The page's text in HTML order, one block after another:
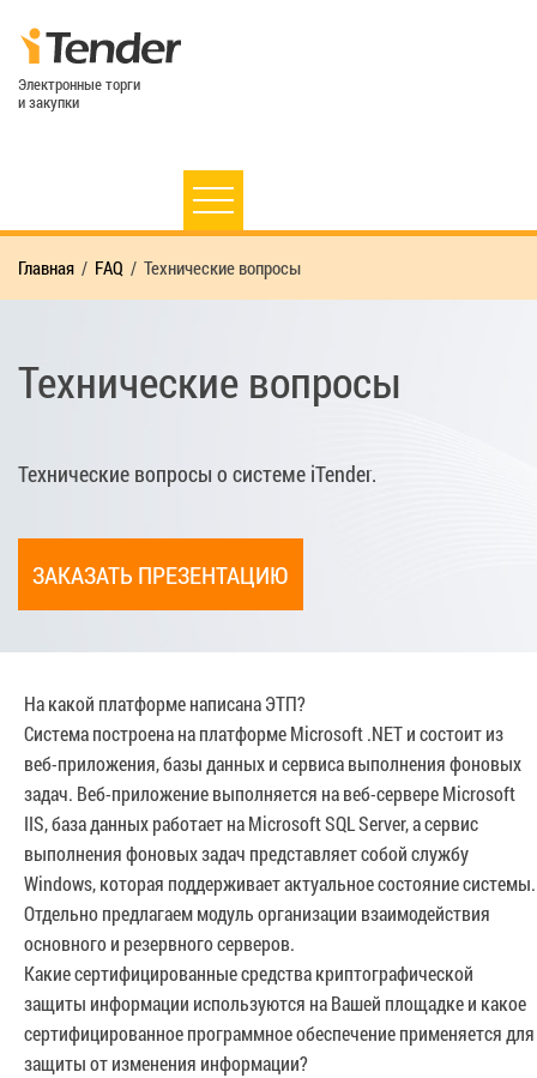
Электронные торги
и закупки
Главная FAQ Технические вопросы
Технические вопросы
Технические вопросы о системе iTender.
ЗАКАЗАТЬ ПРЕЗЕНТАЦИЮ
На какой платформе написана ЭТП?
Система построена на платформе Microsoft .NET и состоит из
веб-приложения, базы данных и сервиса выполнения фоновых
задач. Веб-приложение выполняется на веб-сервере Microsoft
IIS, база данных работает на Microsoft SQL Server, а сервис
выполнения фоновых задач представляет собой службу
Windows, которая поддерживает актуальное состояние системы.
Отдельно предлагаем модуль организации взаимодействия
основного и резервного серверов.
Какие сертифицированные средства криптографической
защиты информации используются на Вашей площадке и какое
сертифицированное программное обеспечение применяется для
защиты от изменения информации?